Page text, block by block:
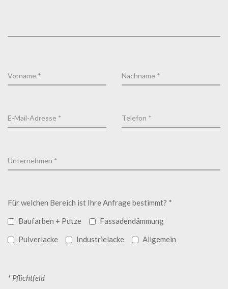
Für welchen Bereich ist Ihre Anfrage bestimmt? *
Baufarben + Putze
Fassadendämmung
Pulverlacke
Industrielacke Allgemein
* Pflichtfeld